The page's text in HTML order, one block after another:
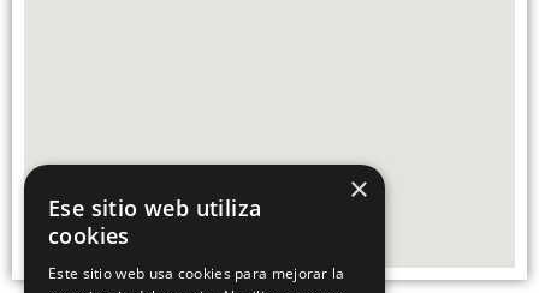
×
Ese sitio web utiliza
cookies
Este sitio web usa cookies para mejorar la